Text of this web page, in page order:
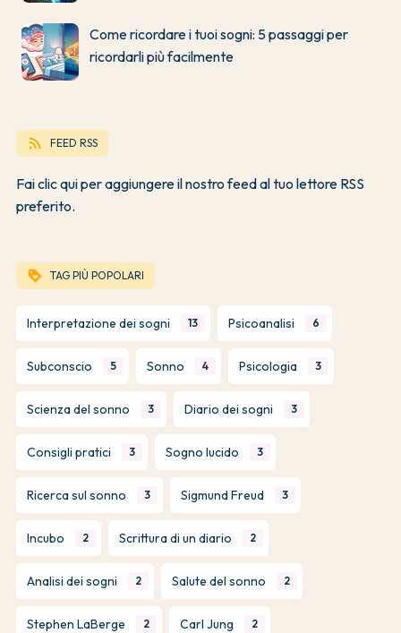
Come ricordare i tuoi sogni: 5 passaggi per
ricordarli più facilmente
rss_feed FEED RSS
Fai clic qui per aggiungere il nostro feed al tuo lettore RSS
preferito.
loyalty TAG PIÙ POPOLARI
Interpretazione dei sogni 13 Psicoanalisi 6
Subconscio 5 Sonno 4 Psicologia 3
Scienza del sonno 3 Diario dei sogni 3
Consigli pratici 3 Sogno lucido 3
Ricerca sul sonno 3 Sigmund Freud 3
Incubo 2 Scrittura di un diario 2
Analisi dei sogni 2 Salute del sonno 2
Stephen LaBerge 2 Carl Jung 2